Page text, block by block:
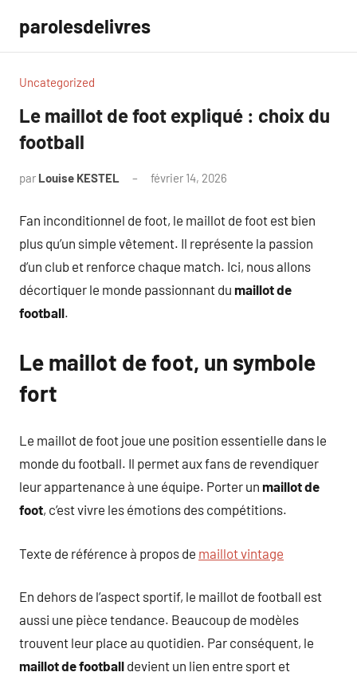
contenu
parolesdelivres
Uncategorized
Le maillot de foot expliqué : choix du
football
par Louise KESTEL février 14, 2026
Fan inconditionnel de foot, le maillot de foot est bien
plus qu’un simple vêtement. Il représente la passion
d’un club et renforce chaque match. Ici, nous allons
décortiquer le monde passionnant du maillot de
football.
Le maillot de foot, un symbole
fort
Le maillot de foot joue une position essentielle dans le
monde du football. Il permet aux fans de revendiquer
leur appartenance à une équipe. Porter un maillot de
foot, c’est vivre les émotions des compétitions.
Texte de référence à propos de maillot vintage
En dehors de l’aspect sportif, le maillot de football est
aussi une pièce tendance. Beaucoup de modèles
trouvent leur place au quotidien. Par conséquent, le
maillot de football devient un lien entre sport et